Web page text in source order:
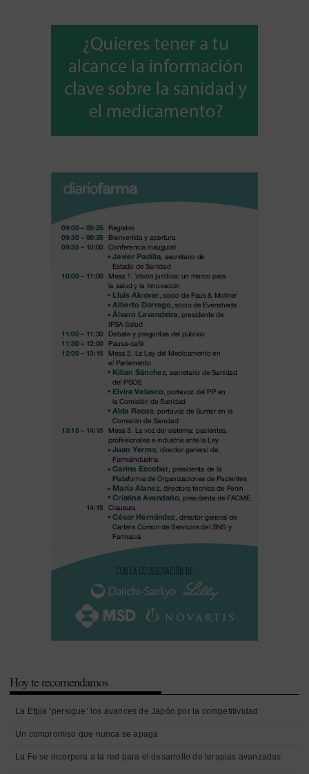
Hoy te recomendamos
La Efpia ‘persigue’ los avances de Japón por la competitividad
Un compromiso que nunca se apaga
La Fe se incorpora a la red para el desarrollo de terapias avanzadas